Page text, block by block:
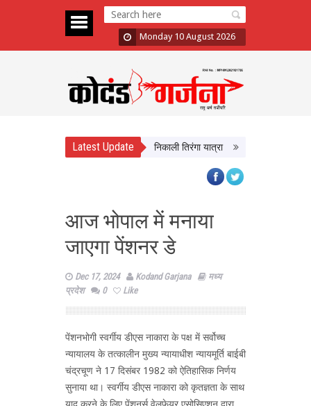
Monday 10 August 2026
Latest Update
अभियान का आगाज, CM Yadav ने निकाली तिरंगा यात्रा भद्रा के साये में सावन
आज भोपाल में मनाया
जाएगा पेंशनर डे
Dec 17, 2024 Kodand Garjana
मध्य
प्रदेश
0 Like
पेंशनभोगी स्वर्गीय डीएस नाकारा के पक्ष में सर्वोच्च
न्यायालय के तत्कालीन मुख्य न्यायाधीश न्यायमूर्ति बाईबी
चंद्रचूण ने 17 दिसंबर 1982 को ऐतिहासिक निर्णय
सुनाया था। स्वर्गीय डीएस नाकारा को कृतज्ञता के साथ
याद करने के लिए पेंशनर्स वेलफेयर एसोसिएशन द्वारा